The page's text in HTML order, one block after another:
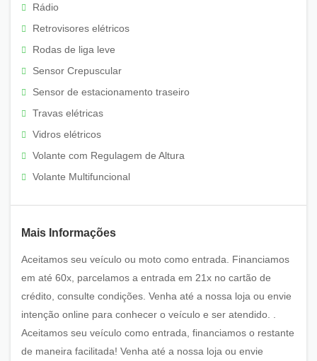
Rádio
Retrovisores elétricos
Rodas de liga leve
Sensor Crepuscular
Sensor de estacionamento traseiro
Travas elétricas
Vidros elétricos
Volante com Regulagem de Altura
Volante Multifuncional
Mais Informações
Aceitamos seu veículo ou moto como entrada. Financiamos
em até 60x, parcelamos a entrada em 21x no cartão de
crédito, consulte condições. Venha até a nossa loja ou envie
intenção online para conhecer o veículo e ser atendido. .
Aceitamos seu veículo como entrada, financiamos o restante
de maneira facilitada! Venha até a nossa loja ou envie